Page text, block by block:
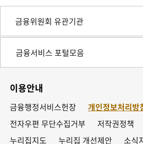
이용안내
금융행정서비스헌장
개인정보처리방
전자우편 무단수집거부
저작권정책
누리집지도
누리집 개선제안
소식